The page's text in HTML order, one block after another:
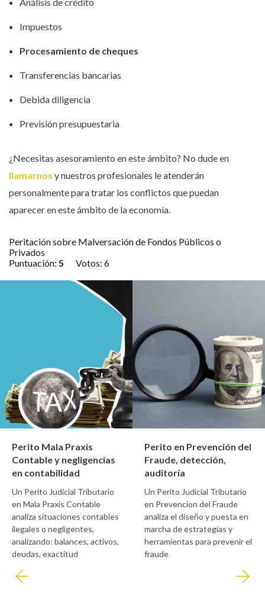
Impuestos
Procesamiento de cheques
Transferencias bancarias
Debida diligencia
Previsión presupuestaria
¿Necesitas asesoramiento en este ámbito? No dude en
llamarnos y nuestros profesionales le atenderán
personalmente para tratar los conflictos que puedan
aparecer en este ámbito de la economía.
Peritación sobre Malversación de Fondos Públicos o
Privados
Puntuación: 5 Votos: 6
Perito Mala Praxis
Contable y negligencias
en contabilidad
Un Perito Judicial Tributario
en Mala Praxis Contable
analiza situaciones contables
ilegales o negligentes,
analizando: balances, activos,
deudas, exactitud
Perito en Prevención del
Fraude, detección,
auditoría
Un Perito Judicial Tributario
en Prevencion del Fraude
analiza el diseño y puesta en
marcha de estrategias y
herramientas para prevenir el
fraude